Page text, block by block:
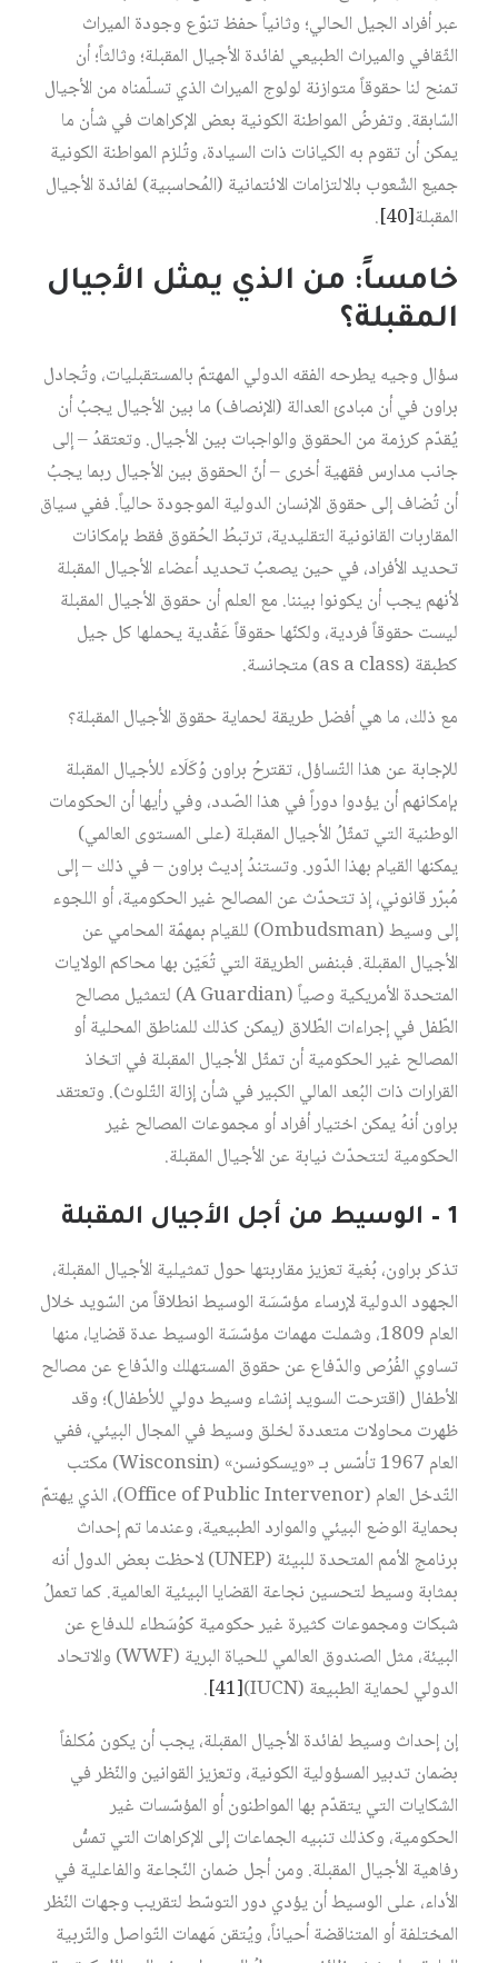
عبر أفراد الجيل الحالي؛ وثانياً حفظ تنوّع وجودة الميراث
الثّقافي والميراث الطبيعي لفائدة الأجيال المقبلة؛ وثالثاً؛ أن
تمنح لنا حقوقاً متوازنة لولوج الميراث الذي تسلّمناه من الأجيال
السّابقة. وتفرضُ المواطنة الكونية بعض الإكراهات في شأن ما
يمكن أن تقوم به الكيانات ذات السيادة، وتُلزم المواطنة الكونية
جميع الشّعوب بالالتزامات الائتمانية (المُحاسبية) لفائدة الأجيال
المقبلة‏[40]
.
خامساً: من الذي يمثل الأجيال
المقبلة؟
سؤال وجيه يطرحه الفقه الدولي المهتمّ بالمستقبليات، وتُجادل
براون في أن مبادئ العدالة (الإنصاف) ما بين الأجيال يجبُ أن
يُقدّم كرزمة من الحقوق والواجبات بين الأجيال. وتعتقدُ – إلى
جانب مدارس فقهية أخرى – أنّ الحقوق بين الأجيال ربما يجبُ
أن تُضاف إلى حقوق الإنسان الدولية الموجودة حالياً. ففي سياق
المقاربات القانونية التقليدية، ترتبطُ الحُقوق فقط بإمكانات
تحديد الأفراد، في حين يصعبُ تحديد أعضاء الأجيال المقبلة
لأنهم يجب أن يكونوا بيننا. مع العلم أن حقوق الأجيال المقبلة
ليست حقوقاً فردية، ولكنّها حقوقاً عَقْدية يحملها كل جيل
كطبقة (as a class) متجانسة.
مع ذلك، ما هي أفضل طريقة لحماية حقوق الأجيال المقبلة؟
للإجابة عن هذا التّساؤل، تقترحُ براون وُكَلَاء للأجيال المقبلة
بإمكانهم أن يؤدوا دوراً في هذا الصّدد، وفي رأيها أن الحكومات
الوطنية التي تمثّلُ الأجيال المقبلة (على المستوى العالمي)
يمكنها القيام بهذا الدّور. وتستندُ إديث براون – في ذلك – إلى
مُبرّر قانوني، إذ تتحدّث عن المصالح غير الحكومية، أو اللجوء
إلى وسيط (Ombudsman) للقيام بمهمّة المحامي عن
الأجيال المقبلة. فبنفس الطريقة التي تُعَيّن بها محاكم الولايات
المتحدة الأمريكية وصياً (A Guardian) لتمثيل مصالح
الطّفل في إجراءات الطّلاق (يمكن كذلك للمناطق المحلية أو
المصالح غير الحكومية أن تمثّل الأجيال المقبلة في اتخاذ
القرارات ذات البُعد المالي الكبير في شأن إزالة التّلوث). وتعتقد
براون أنهُ يمكن اختيار أفراد أو مجموعات المصالح غير
الحكومية لتتحدّث نيابة عن الأجيال المقبلة.
1 – الوسيط من أجل الأجيال المقبلة
تذكر براون، بُغية تعزيز مقاربتها حول تمثيلية الأجيال المقبلة،
الجهود الدولية لإرساء مؤسّسَة الوسيط انطلاقاً من السّويد خلال
العام 1809، وشملت مهمات مؤسّسَة الوسيط عدة قضايا، منها
تساوي الفُرُص والدّفاع عن حقوق المستهلك والدّفاع عن مصالح
الأطفال (اقترحت السويد إنشاء وسيط دولي للأطفال)؛ وقد
ظهرت محاولات متعددة لخلق وسيط في المجال البيئي، ففي
العام 1967 تأسّس بـ «ويسكونسن» (Wisconsin) مكتب
التّدخل العام (Office of Public Intervenor)، الذي يهتمّ
بحماية الوضع البيئي والموارد الطبيعية، وعندما تم إحداث
برنامج الأمم المتحدة للبيئة (UNEP) لاحظت بعض الدول أنه
بمثابة وسيط لتحسين نجاعة القضايا البيئية العالمية. كما تعملُ
شبكات ومجموعات كثيرة غير حكومية كوُسَطاء للدفاع عن
البيئة، مثل الصندوق العالمي للحياة البرية (WWF) والاتحاد
الدولي لحماية الطبيعة (IUCN)‏
[41]
.
إن إحداث وسيط لفائدة الأجيال المقبلة، يجب أن يكون مُكلفاً
بضمان تدبير المسؤولية الكونية، وتعزيز القوانين والنّظر في
الشكايات التي يتقدّم بها المواطنون أو المؤسّسات غير
الحكومية، وكذلك تنبيه الجماعات إلى الإكراهات التي تمسُّ
رفاهية الأجيال المقبلة. ومن أجل ضمان النّجاعة والفاعلية في
الأداء، على الوسيط أن يؤدي دور التوسّط لتقريب وجهات النّظر
المختلفة أو المتناقضة أحياناً، ويُتقن مَهمات التّواصل والتّربية